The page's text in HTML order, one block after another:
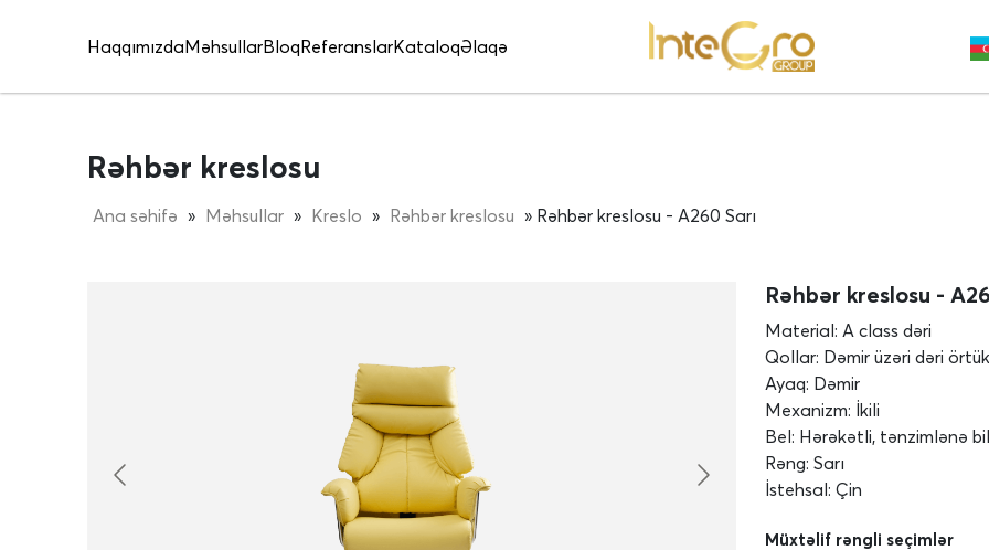
HaqqımızdaMəhsullarBloqReferanslarKataloqƏlaqə
Rəhbər kreslosu
Ana səhifə » Məhsullar » Kreslo » Rəhbər kreslosu » Rəhbər kreslosu - A260 Sarı
Rəhbər kreslosu -
Material: A class dəri
Qollar: Dəmir üzəri dəri
Ayaq: Dəmir
Mexanizm: İkili
Bel: Hərəkətli, tənzimlənə
Rəng: Sarı
İstehsal: Çin
Müxtəlif rəngli seçimlər